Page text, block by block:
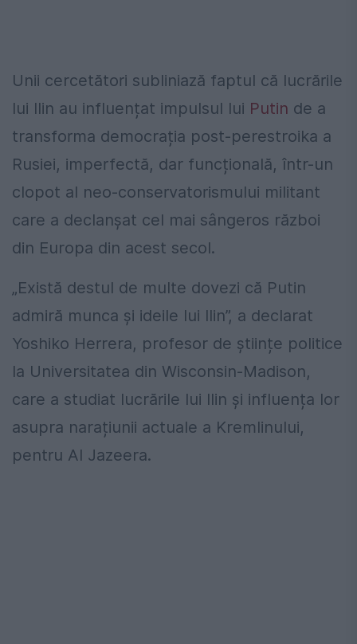
Unii cercetători subliniază faptul că lucrările
lui Ilin au influențat impulsul lui Putin de a
transforma democrația post-perestroika a
Rusiei, imperfectă, dar funcțională, într-un
clopot al neo-conservatorismului militant
care a declanșat cel mai sângeros război
din Europa din acest secol.
„Există destul de multe dovezi că Putin
admiră munca și ideile lui Ilin”, a declarat
Yoshiko Herrera, profesor de științe politice
la Universitatea din Wisconsin-Madison,
care a studiat lucrările lui Ilin și influența lor
asupra narațiunii actuale a Kremlinului,
pentru Al Jazeera.